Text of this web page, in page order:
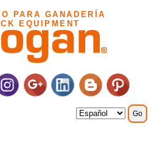
PARA GANADERÍA
EQUIPMENT